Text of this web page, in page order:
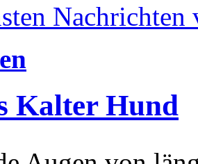
Nachrichten
Kalter Hund